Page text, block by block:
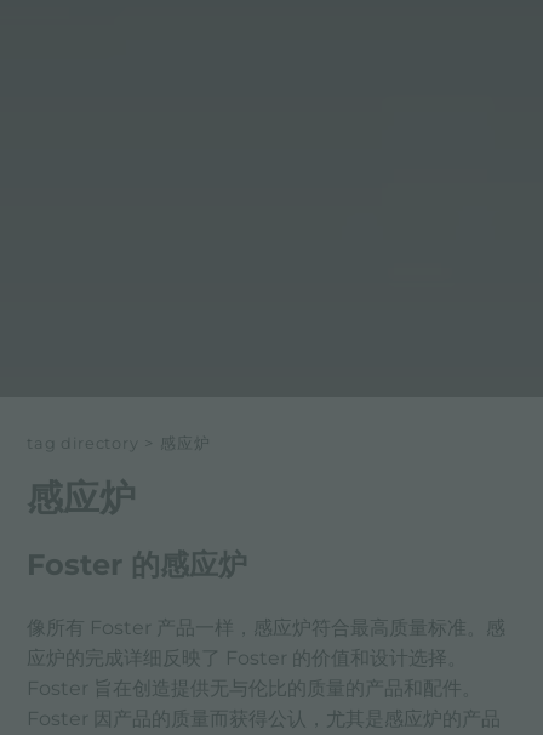
tag directory > 感应炉
感应炉
Foster 的感应炉
像所有 Foster 产品一样，感应炉符合最高质量标准。感
应炉的完成详细反映了 Foster 的价值和设计选择。
Foster 旨在创造提供无与伦比的质量的产品和配件。
Foster 因产品的质量而获得公认，尤其是感应炉的产品